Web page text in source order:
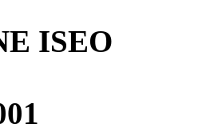
ISEO